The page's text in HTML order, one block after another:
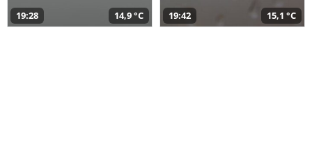
19:28 14,9 °C 19:42 15,1 °C